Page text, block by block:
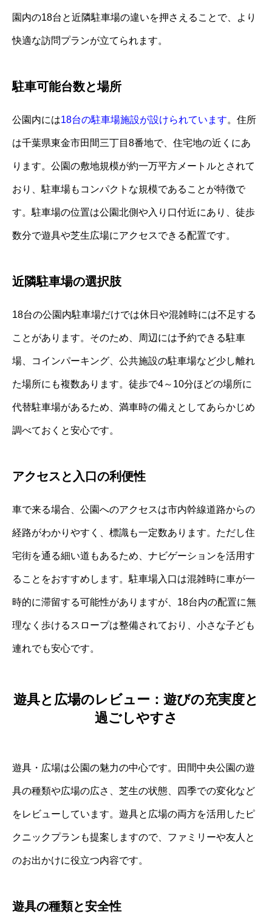
園内の18台と近隣駐車場の違いを押さえることで、より
快適な訪問プランが立てられます。
駐車可能台数と場所
公園内には18台の駐車場施設が設けられています。住所
は千葉県東金市田間三丁目8番地で、住宅地の近くにあ
ります。公園の敷地規模が約一万平方メートルとされて
おり、駐車場もコンパクトな規模であることが特徴で
す。駐車場の位置は公園北側や入り口付近にあり、徒歩
数分で遊具や芝生広場にアクセスできる配置です。
近隣駐車場の選択肢
18台の公園内駐車場だけでは休日や混雑時には不足する
ことがあります。そのため、周辺には予約できる駐車
場、コインパーキング、公共施設の駐車場など少し離れ
た場所にも複数あります。徒歩で4～10分ほどの場所に
代替駐車場があるため、満車時の備えとしてあらかじめ
調べておくと安心です。
アクセスと入口の利便性
車で来る場合、公園へのアクセスは市内幹線道路からの
経路がわかりやすく、標識も一定数あります。ただし住
宅街を通る細い道もあるため、ナビゲーションを活用す
ることをおすすめします。駐車場入口は混雑時に車が一
時的に滞留する可能性がありますが、18台内の配置に無
理なく歩けるスロープは整備されており、小さな子ども
連れでも安心です。
遊具と広場のレビュー：遊びの充実度と
過ごしやすさ
遊具・広場は公園の魅力の中心です。田間中央公園の遊
具の種類や広場の広さ、芝生の状態、四季での変化など
をレビューしています。遊具と広場の両方を活用したピ
クニックプランも提案しますので、ファミリーや友人と
のお出かけに役立つ内容です。
遊具の種類と安全性